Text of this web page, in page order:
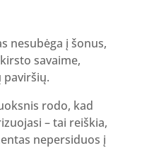
nesubėga į šonus,
savaime,
paviršių.
rodo, kad
– tai reiškia,
nepersiduos į